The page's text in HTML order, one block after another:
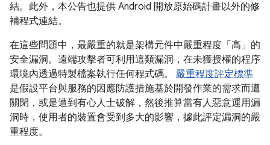
結。此外，本公告也提供 Android 開放原始碼計畫以外的修
補程式連結。
在這些問題中，最嚴重的就是架構元件中嚴重程度「高」的
安全漏洞。遠端攻擊者可利用這類漏洞，在未獲授權的程序
環境內透過特製檔案執行任何程式碼。 嚴重程度評定標準
是假設平台與服務的因應防護措施基於開發作業的需求而遭
關閉，或是遭到有心人士破解，然後推算當有人惡意運用漏
洞時，使用者的裝置會受到多大的影響，據此評定漏洞的嚴
重程度。